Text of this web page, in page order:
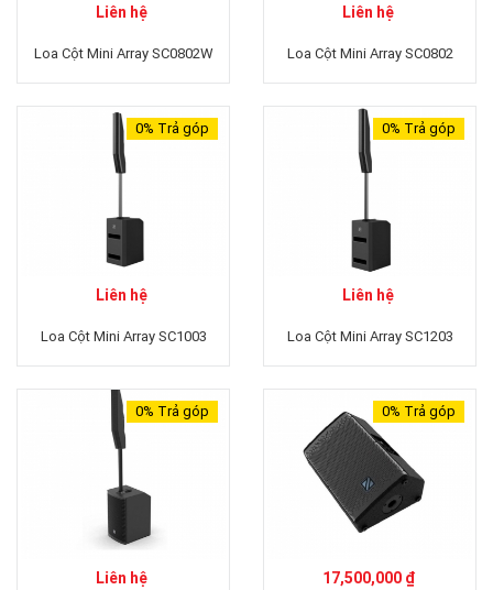
Liên hệ
Loa Cột Mini Array SC0802W
Liên hệ
Loa Cột Mini Array SC0802
0% Trả góp
Liên hệ
Loa Cột Mini Array SC1003
0% Trả góp
Liên hệ
Loa Cột Mini Array SC1203
0% Trả góp
Liên hệ
0% Trả góp
17,500,000 ₫